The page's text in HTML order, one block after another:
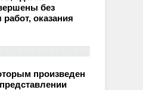
без
оказания
произведен